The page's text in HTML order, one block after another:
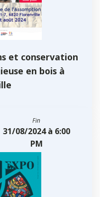
et conservation
en bois à
Fin
31/08/2024 à 6:00
PM